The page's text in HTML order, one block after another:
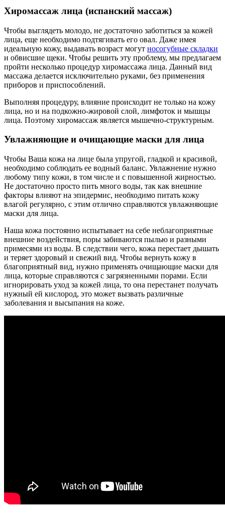
Хиромассаж лица (испанский массаж)
Чтобы выглядеть молодо, не достаточно заботиться за кожей
лица, еще необходимо подтягивать его овал. Даже имея
идеальную кожу, выдавать возраст могут носогубные складки
и обвисшие щеки. Чтобы решить эту проблему, мы предлагаем
пройти несколько процедур хиромассажа лица. Данный вид
массажа делается исключительно руками, без применения
приборов и приспособлений.
Выполняя процедуру, влияние происходит не только на кожу
лица, но и на подкожно-жировой слой, лимфоток и мышцы
лица. Поэтому хиромассаж является мышечно-структурным.
Увлажняющие и очищающие маски для лица
Чтобы Ваша кожа на лице была упругой, гладкой и красивой,
необходимо соблюдать ее водный баланс. Увлажнение нужно
любому типу кожи, в том числе и с повышенной жирностью.
Не достаточно просто пить много воды, так как внешние
факторы влияют на эпидермис, необходимо питать кожу
влагой регулярно, с этим отлично справляются увлажняющие
маски для лица.
Наша кожа постоянно испытывает на себе неблагоприятные
внешние воздействия, поры забиваются пылью и разными
примесями из воды. В следствии чего, кожа перестает дышать
и теряет здоровый и свежий вид. Чтобы вернуть кожу в
благоприятный вид, нужно применять очищающие маски для
лица, которые справляются с загрязненными порами. Если
игнорировать уход за кожей лица, то она перестанет получать
нужный ей кислород, это может вызвать различные
заболевания и высыпания на коже.